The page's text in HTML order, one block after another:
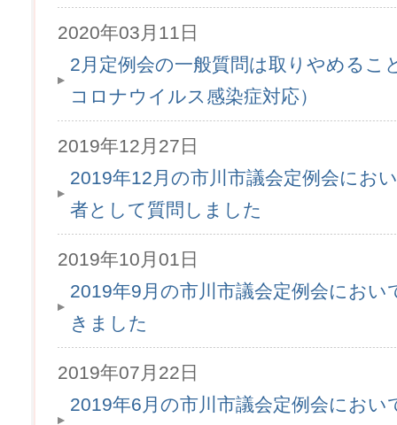
2020年03月11日
2月定例会の一般質問は取りやめるこ
コロナウイルス感染症対応）
2019年12月27日
2019年12月の市川市議会定例会にお
者として質問しました
2019年10月01日
2019年9月の市川市議会定例会におい
きました
2019年07月22日
2019年6月の市川市議会定例会におい